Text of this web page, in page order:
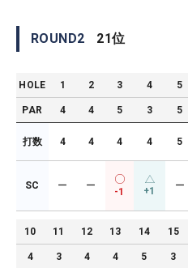
ROUND2 21位
HOLE 1 2 3 4 5
PAR 4 4 5 3 5
打数 4 4 4 4 5
SC ー ー
-1 +1 ー
10 11 12 13 14 15
4 3 4 4 5 3